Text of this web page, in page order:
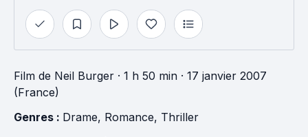
Film de Neil Burger · 1 h 50 min · 17 janvier 2007
(France)
Genres : Drame, Romance, Thriller